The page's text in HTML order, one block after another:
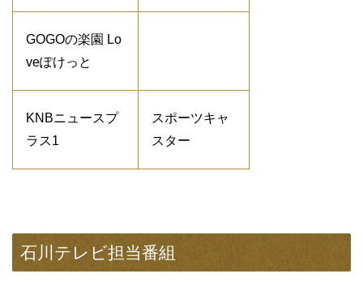
GOGOの楽園 Lo
veぽけっと
KNBニュースプ
ラス1
スポーツキャ
スター
石川テレビ担当番組